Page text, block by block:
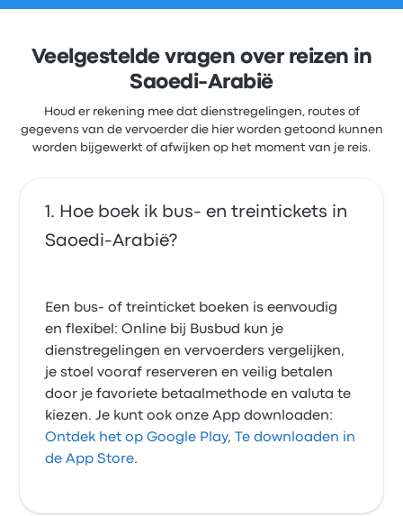
Veelgestelde vragen over reizen in
Saoedi-Arabië
Houd er rekening mee dat dienstregelingen, routes of
gegevens van de vervoerder die hier worden getoond kunnen
worden bijgewerkt of afwijken op het moment van je reis.
Hoe boek ik bus- en treintickets in
Saoedi-Arabië?
Een bus- of treinticket boeken is eenvoudig
en flexibel: Online bij Busbud kun je
dienstregelingen en vervoerders vergelijken,
je stoel vooraf reserveren en veilig betalen
door je favoriete betaalmethode en valuta te
kiezen. Je kunt ook onze App downloaden:
Ontdek het op Google Play,
Te downloaden in
de App Store.